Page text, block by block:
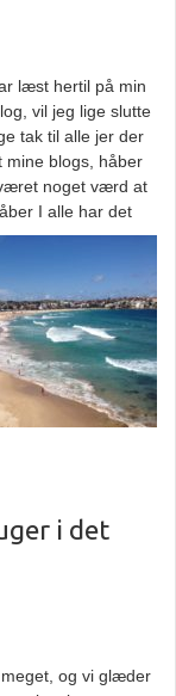
læst hertil på min
vil jeg lige slutte
tak til alle jer der
mine blogs, håber
noget værd at
I alle har det
i det
og vi glæder